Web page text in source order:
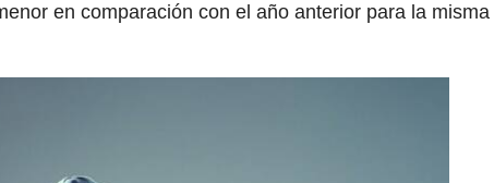
en comparación con el año anterior para la